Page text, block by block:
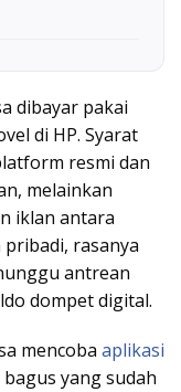
dibayar pakai
di HP. Syarat
resmi dan
melainkan
iklan antara
rasanya
antrean
dompet digital.
mencoba aplikasi
yang sudah